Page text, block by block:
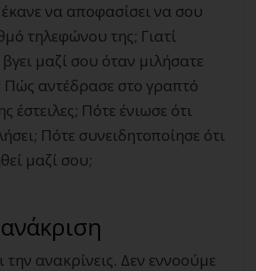
έκανε να αποφασίσει να σου
τηλεφώνου της; Γιατί
μαζί σου όταν μιλήσατε
Πώς αντέδρασε στο γραπτό
έστειλες; Πότε ένιωσε ότι
Πότε συνειδητοποίησε ότι
μαζί σου;
την ανακρίνεις. Δεν εννοούμε